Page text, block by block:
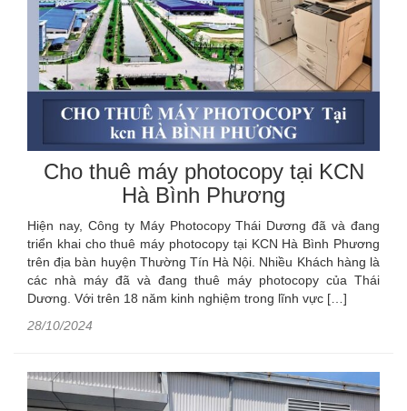
Cho thuê máy photocopy tại KCN
Hà Bình Phương
Hiện nay, Công ty Máy Photocopy Thái Dương đã và đang
triển khai cho thuê máy photocopy tại KCN Hà Bình Phương
trên địa bàn huyện Thường Tín Hà Nội. Nhiều Khách hàng là
các nhà máy đã và đang thuê máy photocopy của Thái
Dương. Với trên 18 năm kinh nghiệm trong lĩnh vực […]
28/10/2024